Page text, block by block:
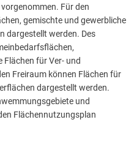
Für den
gemischte und gewerbliche
dargestellt werden. Des
Flächen für Ver- und
Freiraum können Flächen für
dargestellt werden.
und
Flächennutzungsplan